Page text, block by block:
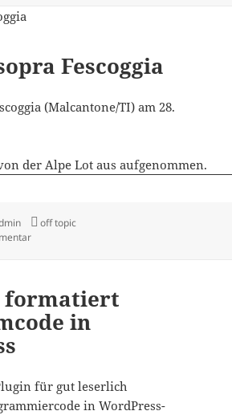
Fescoggia
(Malcantone/TI) am 28.
Kategorien
off topic
zu Alpe Lot sopra Fescoggia
formatiert
in
für gut leserlich
in WordPress-